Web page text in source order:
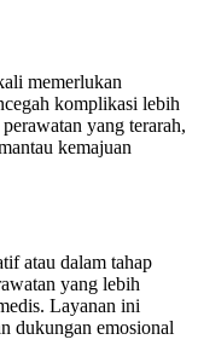
memerlukan
komplikasi lebih
yang terarah,
kemajuan
atau dalam tahap
yang lebih
Layanan ini
dukungan emosional